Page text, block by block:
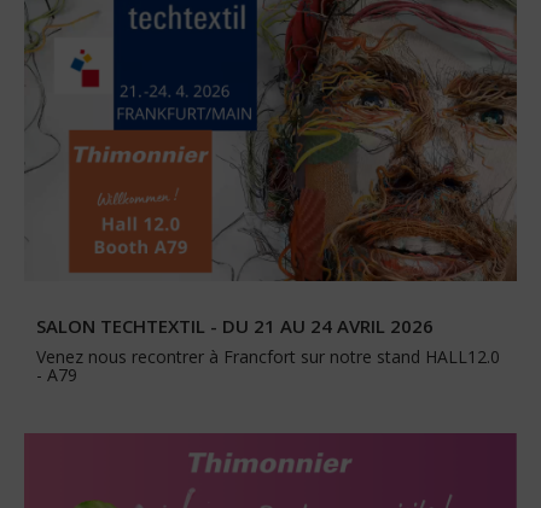
SALON TECHTEXTIL - DU 21 AU 24 AVRIL 2026
Venez nous recontrer à Francfort sur notre stand HALL12.0
- A79